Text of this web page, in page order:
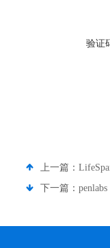
验证
上一篇：
下一篇：